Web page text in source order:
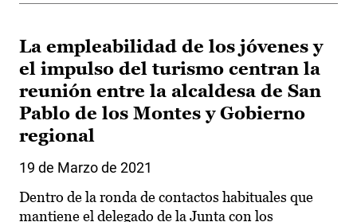
La empleabilidad de los jóvenes y
el impulso del turismo centran la
reunión entre la alcaldesa de San
Pablo de los Montes y Gobierno
regional
19 de Marzo de 2021
Dentro de la ronda de contactos habituales que
mantiene el delegado de la Junta con los